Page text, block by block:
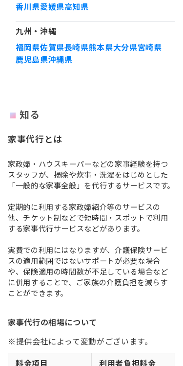
香川県愛媛県高知県
九州・沖縄
福岡県佐賀県長崎県熊本県大分県宮崎県
鹿児島県沖縄県
知る
家事代行とは
家政婦・ハウスキーパーなどの家事経験を持つ
スタッフが、掃除や炊事・洗濯をはじめとした
「一般的な家事全般」を代行するサービスです。
定期的に利用する家政婦紹介等のサービスの
他、チケット制などで短時間・スポットで利用
する家事代行サービスなどがあります。
実費での利用にはなりますが、介護保険サービ
スの適用範囲ではないサポートが必要な場合
や、保険適用の時間数が不足している場合など
に併用することで、ご家族の介護負担を減らす
ことができます。
家事代行の相場について
※提供会社によって変動がございます。
料金項目 利用者負担料金